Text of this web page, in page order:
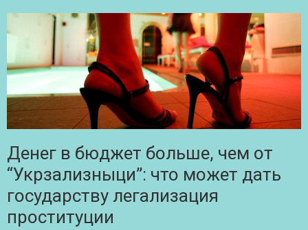
Денег в бюджет больше, чем от
“Укрзализныци”: что может дать
государству легализация
проституции